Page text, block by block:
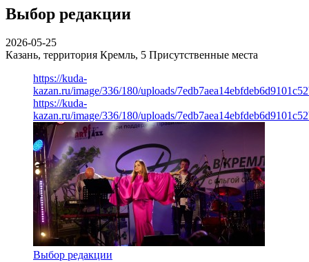
Выбор редакции
2026-05-25
Казань, территория Кремль, 5 Присутственные места
https://kuda-
kazan.ru/image/336/180/uploads/
https://kuda-
kazan.ru/image/336/180/uploads/
Выбор редакции